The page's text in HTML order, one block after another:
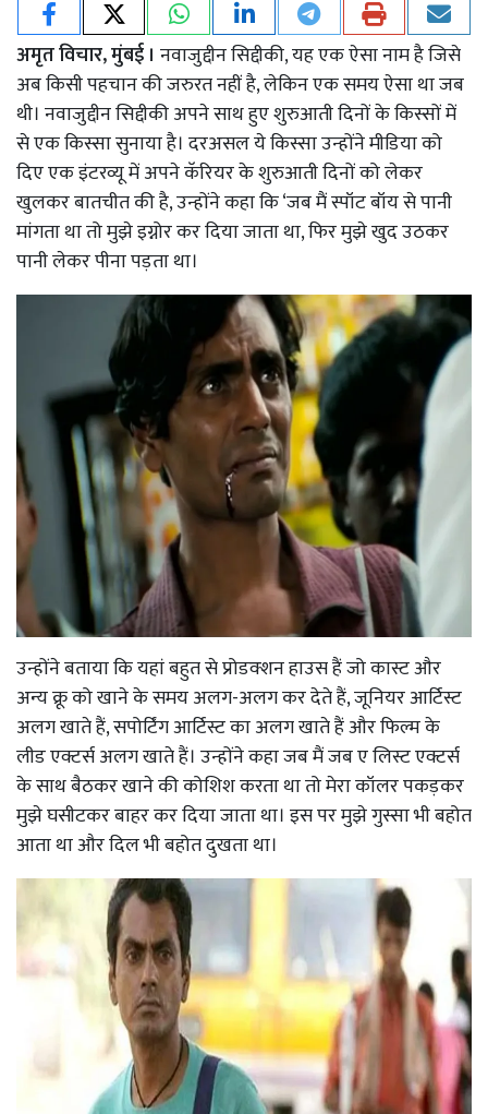
अमृत विचार, मुंबई । नवाजुद्दीन सिद्दीकी, यह एक ऐसा नाम है जिसे
अब किसी पहचान की जरुरत नहीं है, लेकिन एक समय ऐसा था जब
थी। नवाजुद्दीन सिद्दीकी अपने साथ हुए शुरुआती दिनों के किस्सों में
से एक किस्सा सुनाया है। दरअसल ये किस्सा उन्होंने मीडिया को
दिए एक इंटरव्यू में अपने कॅरियर के शुरुआती दिनों को लेकर
खुलकर बातचीत की है, उन्होंने कहा कि ‘जब मैं स्पॉट बॉय से पानी
मांगता था तो मुझे इग्नोर कर दिया जाता था, फिर मुझे खुद उठकर
पानी लेकर पीना पड़ता था।
उन्होंने बताया कि यहां बहुत से प्रोडक्शन हाउस हैं जो कास्ट और
अन्य क्रू को खाने के समय अलग-अलग कर देते हैं, जूनियर आर्टिस्ट
अलग खाते हैं, सपोर्टिंग आर्टिस्ट का अलग खाते हैं और फिल्म के
लीड एक्टर्स अलग खाते हैं। उन्होंने कहा जब मैं जब ए लिस्ट एक्टर्स
के साथ बैठकर खाने की कोशिश करता था तो मेरा कॉलर पकड़कर
मुझे घसीटकर बाहर कर दिया जाता था। इस पर मुझे गुस्सा भी बहोत
आता था और दिल भी बहोत दुखता था।